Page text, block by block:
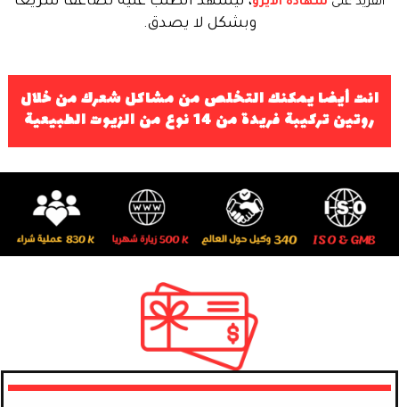
وبشكل لا يصدق.
انت أيضا يمكنك التخلص من مشاكل شعرك من خلال
روتين تركيبة فريدة من 14 نوع من الزيوت الطبيعية